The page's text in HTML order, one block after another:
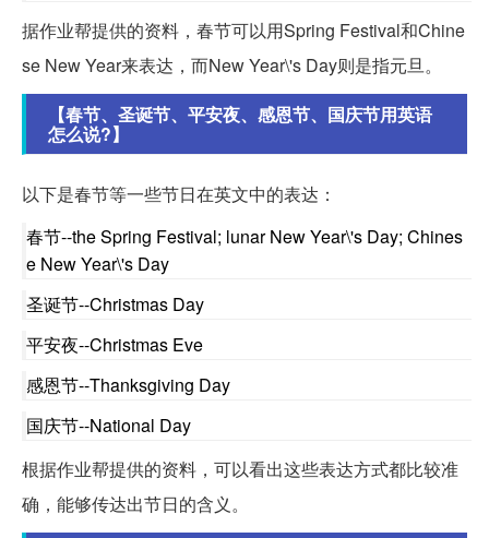
据作业帮提供的资料，春节可以用Spring Festival和Chine
se New Year来表达，而New Year\'s Day则是指元旦。
【春节、圣诞节、平安夜、感恩节、国庆节用英语
怎么说?】
以下是春节等一些节日在英文中的表达：
春节--the Spring Festival; lunar New Year\'s Day; Chines
e New Year\'s Day
圣诞节--Christmas Day
平安夜--Christmas Eve
感恩节--Thanksgiving Day
国庆节--National Day
根据作业帮提供的资料，可以看出这些表达方式都比较准
确，能够传达出节日的含义。